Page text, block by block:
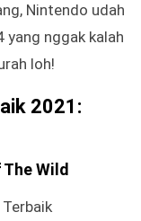
Nintendo udah
yang nggak kalah
loh!
2021:
Wild